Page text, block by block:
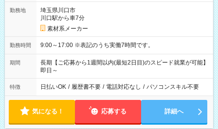
勤務地
埼玉県川口市
川口駅から車7分
素材系メーカー
勤務時間 9:00～17:00 ※表記のうち実働7時間です。
期間
長期【ご応募から1週間以内(最短2日目)のスピード就業が可能】
即日～
特徴 日払いOK / 履歴書不要 / 電話対応なし / パソコンスキル不要
気になる！ 応募する 詳細へ